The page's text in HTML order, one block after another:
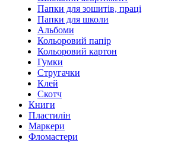
Папки для зошитів, праці
Папки для школи
Альбоми
Кольоровий папір
Кольоровий картон
Гумки
Стругачки
Клей
Скотч
Книги
Пластилін
Маркери
Фломастери